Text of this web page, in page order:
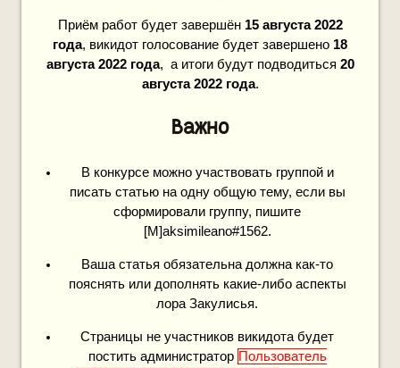
Приём работ будет завершён 15 августа 2022
года, викидот голосование будет завершено 18
августа 2022 года, а итоги будут подводиться 20
августа 2022 года.
Важно
В конкурсе можно участвовать группой и
писать статью на одну общую тему, если вы
сформировали группу, пишите
[M]aksimileano#1562.
Ваша статья обязательна должна как-то
пояснять или дополнять какие-либо аспекты
лора Закулисья.
Страницы не участников викидота будет
постить администратор Пользователь